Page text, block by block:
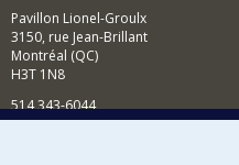
Pavillon Lionel-Groulx
3150, rue Jean-Brillant
Montréal (QC)
H3T 1N8
514 343-6044